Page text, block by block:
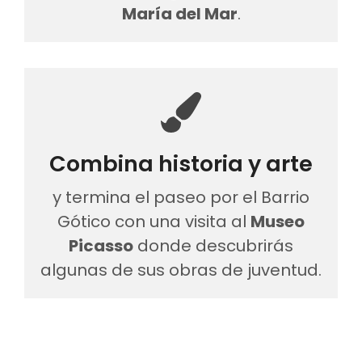
María del Mar.
Combina historia y arte
y termina el paseo por el Barrio
Gótico con una visita al Museo
Picasso donde descubrirás
algunas de sus obras de juventud.